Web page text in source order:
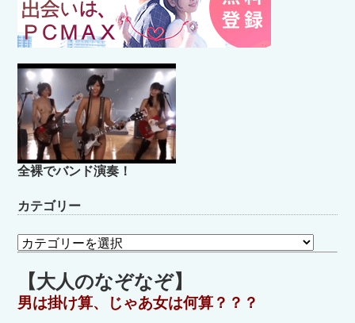
全裸でバンド演奏！
カテゴリー
カ
テ
ゴ
リ
ー
【大人のなぞなぞ】
男は掛け算、じゃあ女は何算？？？